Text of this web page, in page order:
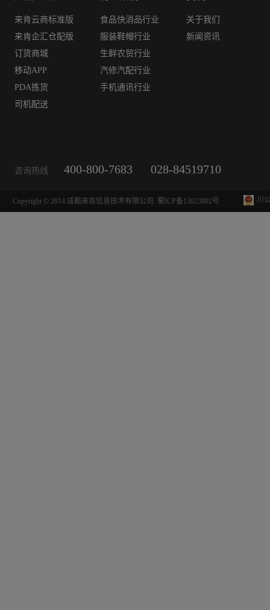
来肯云商标准版
来肯企汇仓配版
订货商城
移动APP
PDA拣货
司机配送
食品快消品行业
服装鞋帽行业
生鲜农贸行业
汽修汽配行业
手机通讯行业
关于我们
新闻资讯
咨询热线 400-800-7683 028-84519710
Copyright © 2014 成都来肯信息技术有限公司 蜀ICP备13023892号 川